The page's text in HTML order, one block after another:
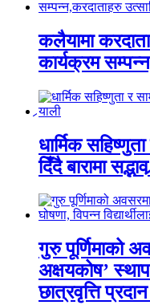
कलैयामा
कार्यक्रम
धार्मिक
दिँदै बारामा सद्भाव
गुरु पूर्णिमाको
अक्षयकोष’
छात्रवृत्ति